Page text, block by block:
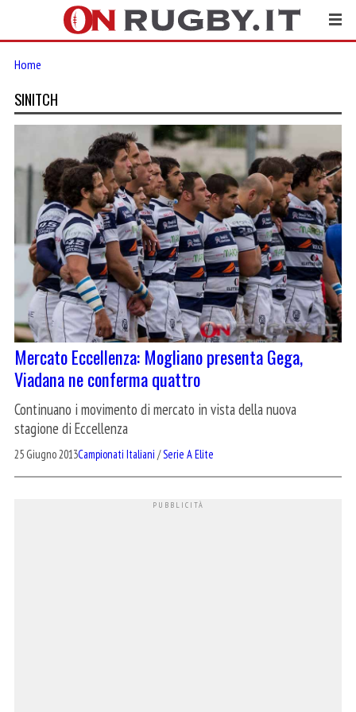
Home
SINITCH
Mercato Eccellenza: Mogliano presenta Gega,
Viadana ne conferma quattro
Continuano i movimento di mercato in vista della nuova
stagione di Eccellenza
25 Giugno 2013Campionati Italiani /Serie A Elite